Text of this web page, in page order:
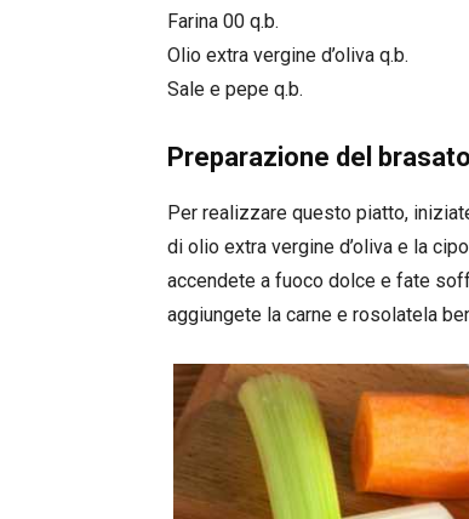
Farina 00 q.b.
Olio extra vergine d’oliva q.b.
Sale e pepe q.b.
Preparazione del
Per realizzare questo piatto,
di olio extra vergine d’oliva e la
accendete a fuoco dolce e fate
aggiungete la carne e rosolatela